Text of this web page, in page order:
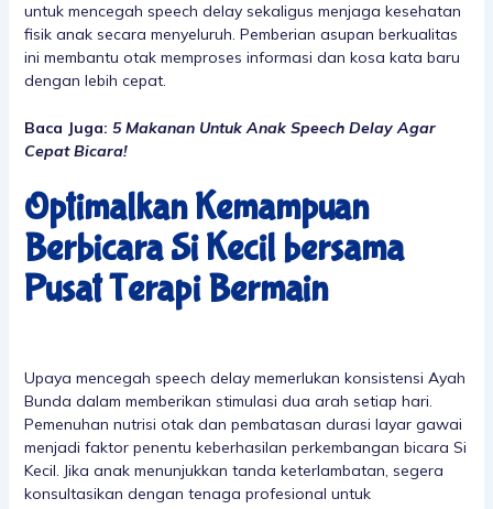
untuk mencegah speech delay sekaligus menjaga kesehatan
fisik anak secara menyeluruh. Pemberian asupan berkualitas
ini membantu otak memproses informasi dan kosa kata baru
dengan lebih cepat.
Baca Juga: 5 Makanan Untuk Anak Speech Delay Agar
Cepat Bicara!
Optimalkan Kemampuan
Berbicara Si Kecil bersama
Pusat Terapi Bermain
Upaya mencegah speech delay memerlukan konsistensi Ayah
Bunda dalam memberikan stimulasi dua arah setiap hari.
Pemenuhan nutrisi otak dan pembatasan durasi layar gawai
menjadi faktor penentu keberhasilan perkembangan bicara Si
Kecil. Jika anak menunjukkan tanda keterlambatan, segera
konsultasikan dengan tenaga profesional untuk